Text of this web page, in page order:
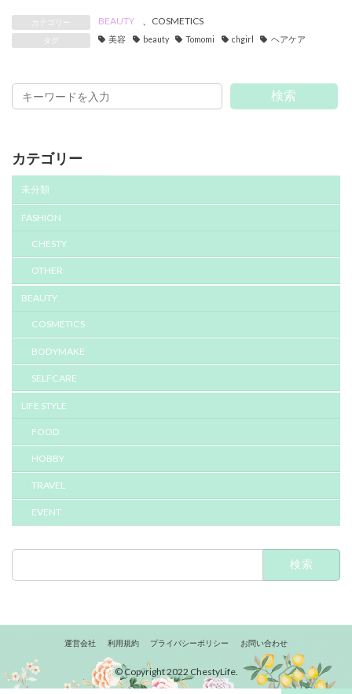
カテゴリー BEAUTY 、 COSMETICS
タグ 美容 beauty Tomomi chgirl ヘアケア
検索
カテゴリー
未分類
FASHION
CHESTY
OTHER
BEAUTY
COSMETICS
BODYMAKE
SELFCARE
LIFE STYLE
FOOD
HOBBY
TRAVEL
EVENT
検
運営会社 利用規約 プライバシーポリシー お問い合わせ
© Copyright 2022 ChestyLife.